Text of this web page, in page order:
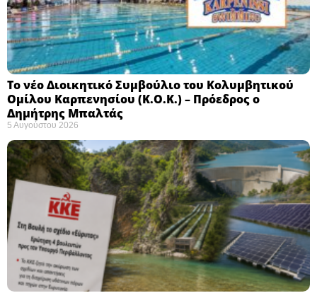
Το νέο Διοικητικό Συμβούλιο του Κολυμβητικού
Ομίλου Καρπενησίου (Κ.Ο.Κ.) – Πρόεδρος ο
Δημήτρης Μπαλτάς
5 Αυγούστου 2026